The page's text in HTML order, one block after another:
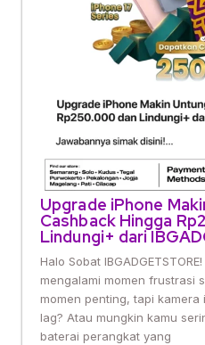
Upgrade iPhone
Cashback Hingga
Lindungi+ dari
Halo Sobat
mengalami momen frustrasi
momen penting, tapi
lag? Atau mungkin kamu
baterai perangkat yang